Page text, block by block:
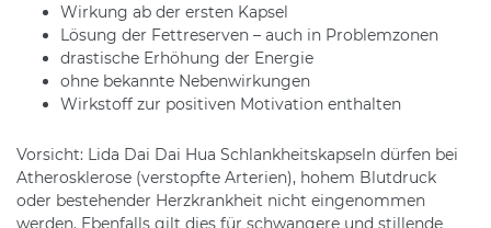
Wirkung ab der ersten Kapsel
Lösung der Fettreserven – auch in Problemzonen
drastische Erhöhung der Energie
ohne bekannte Nebenwirkungen
Wirkstoff zur positiven Motivation enthalten
Vorsicht: Lida Dai Dai Hua Schlankheitskapseln dürfen bei
Atherosklerose (verstopfte Arterien), hohem Blutdruck
oder bestehender Herzkrankheit nicht eingenommen
werden. Ebenfalls gilt dies für schwangere und stillende